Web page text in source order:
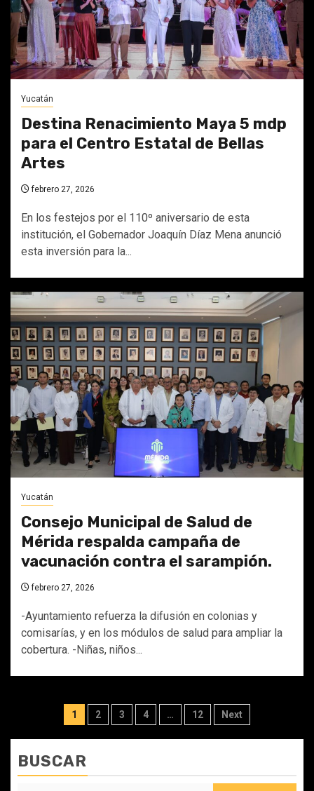
Yucatán
Destina Renacimiento Maya 5 mdp
para el Centro Estatal de Bellas
Artes
febrero 27, 2026
En los festejos por el 110º aniversario de esta
institución, el Gobernador Joaquín Díaz Mena anunció
esta inversión para la...
Yucatán
Consejo Municipal de Salud de
Mérida respalda campaña de
vacunación contra el sarampión.
febrero 27, 2026
-Ayuntamiento refuerza la difusión en colonias y
comisarías, y en los módulos de salud para ampliar la
cobertura. -Niñas, niños...
Paginación
de
entradas
1 2 3 4 … 12 Next
BUSCAR